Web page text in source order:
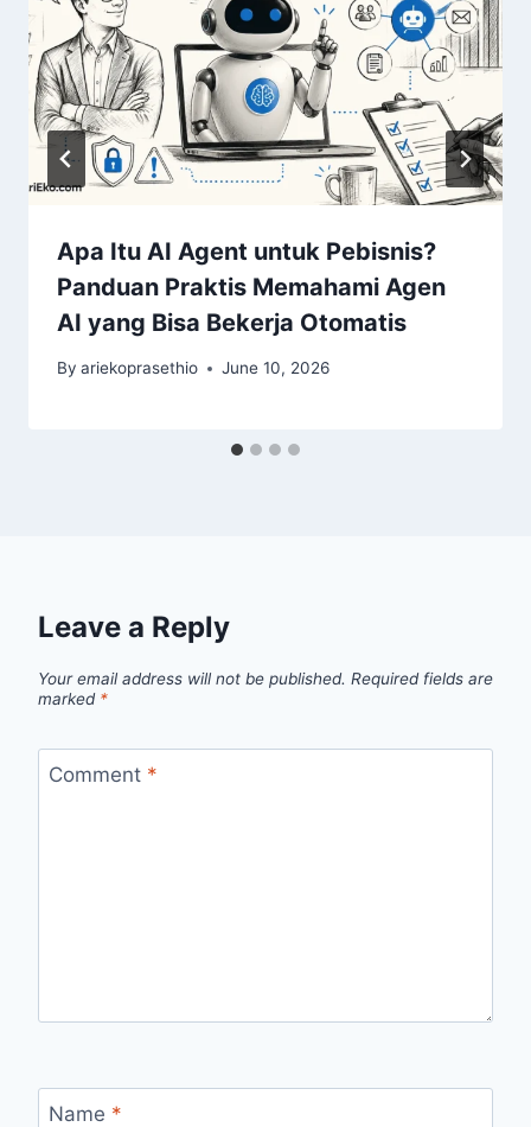
Apa Itu AI Agent untuk Pebisnis?
Panduan Praktis Memahami Agen
AI yang Bisa Bekerja Otomatis
By ariekoprasethio June 10, 2026
Leave a Reply
Your email address will not be published. Required fields are
marked *
Comment *
Name *